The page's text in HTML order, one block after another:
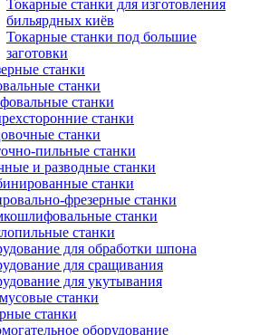
Токарные станки для изготовления
бильярдных киёв
Токарные станки под большие
заготовки
станки
станки
станки
станки
станки
пильные станки
и разводные станки
станки
фрезерные станки
станки
станки
для обработки шпона
для сращивания
для укутывания
станки
станки
оборудование